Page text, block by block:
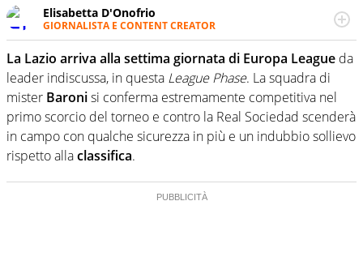
Elisabetta D'Onofrio
GIORNALISTA E CONTENT CREATOR
Giornalista professionista dal 2007, scrive per curiosità
personale e necessità: soprattutto di calcio, di sport e dei
suoi protagonisti, concedendosi innocenti evasioni
nell'ambito della creazione di format. Un tempo ala
destra, oggi si sente a suo agio nel ruolo di libero. Cura
una classifica riservata dei migliori 5 calciatori di sempre.
La Lazio arriva alla settima giornata di Europa League da
leader indiscussa, in questa League Phase. La squadra di
mister Baronisi conferma estremamente competitiva nel
primo scorcio del torneo e contro la Real Sociedad scenderà
in campo con qualche sicurezza in più e un indubbio sollievo
rispetto allaclassifica.